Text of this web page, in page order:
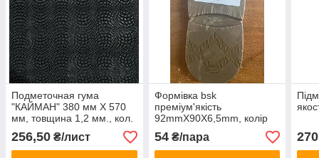
Подметочная гума
"КАЙМАН" 380 мм Х 570
мм, товщина 1,2 мм., кол.
чорний преміум якість
256,50 ₴/лист
Формівка bsk
преміум'якість
92mmX90X6,5mm, колір
#75темний-карамель
54₴/пара 270